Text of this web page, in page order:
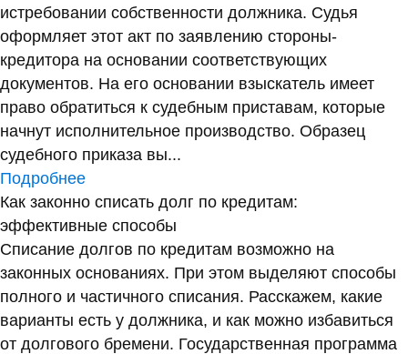
истребовании собственности должника. Судья
оформляет этот акт по заявлению стороны-
кредитора на основании соответствующих
документов. На его основании взыскатель имеет
право обратиться к судебным приставам, которые
начнут исполнительное производство. Образец
судебного приказа вы...
Подробнее
Как законно списать долг по кредитам:
эффективные способы
Списание долгов по кредитам возможно на
законных основаниях. При этом выделяют способы
полного и частичного списания. Расскажем, какие
варианты есть у должника, и как можно избавиться
от долгового бремени. Государственная программа